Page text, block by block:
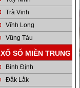
Trà Vinh
Vĩnh Long
Vũng Tàu
XỔ SỐ MIỀN TRUNG
Bình Định
Đắk Lắk